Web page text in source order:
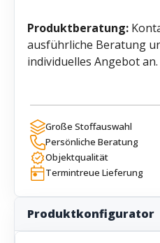
Produktberatung:
ausführliche Beratung
individuelles Angebot an.
Große Stoffauswahl
Persönliche Beratung
Objektqualität
Termintreue Lieferung
Produktkonfigurator